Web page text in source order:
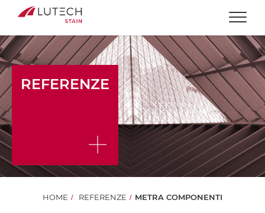
REFERENZE
HOME REFERENZE METRA COMPONENTI